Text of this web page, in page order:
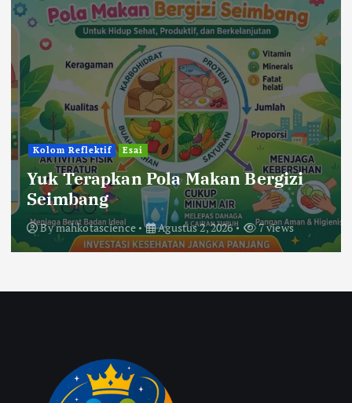
Kolom Reflektif Esai
Yuk Terapkan Pola Makan Bergizi
Seimbang
Bymahkotascience Agustus 2, 2026 7 views